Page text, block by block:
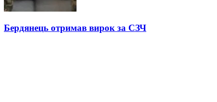
Бердянець отримав вирок за СЗЧ